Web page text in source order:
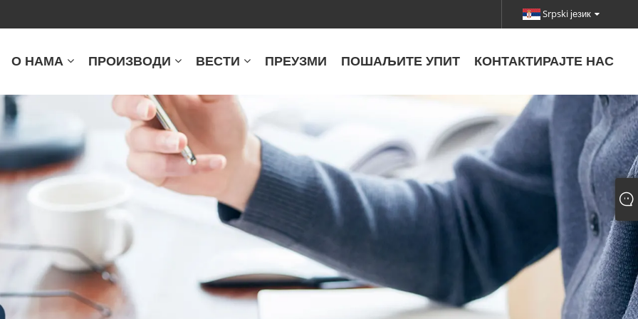
Srpski језик
О НАМА ПРОИЗВОДИ ВЕСТИ ПРЕУЗМИ ПОШАЉИТЕ УПИТ КОНТАКТИРАЈТЕ НАС